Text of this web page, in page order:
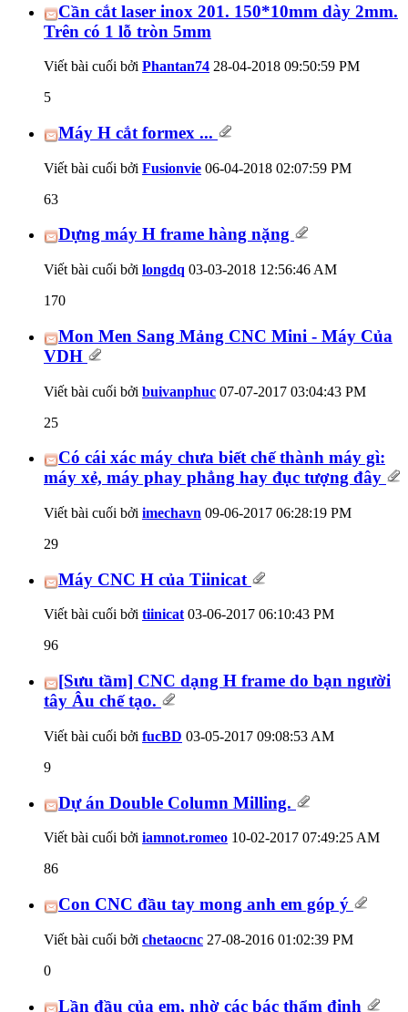
Cần cắt laser inox 201. 150*10mm dày 2mm.
Trên có 1 lỗ tròn 5mm
Viết bài cuối bởi Phantan74 28-04-2018 09:50:59 PM
5
Máy H cắt formex ...
Viết bài cuối bởi Fusionvie 06-04-2018 02:07:59 PM
63
Dựng máy H frame hàng nặng
Viết bài cuối bởi longdq 03-03-2018 12:56:46 AM
170
Mon Men Sang Mảng CNC Mini - Máy Của
VDH
Viết bài cuối bởi buivanphuc 07-07-2017 03:04:43 PM
25
Có cái xác máy chưa biết chế thành máy gì:
máy xẻ, máy phay phẳng hay đục tượng đây
Viết bài cuối bởi imechavn 09-06-2017 06:28:19 PM
29
Máy CNC H của Tiinicat
Viết bài cuối bởi tiinicat03-06-2017 06:10:43 PM
96
[Sưu tầm] CNC dạng H frame do bạn người
tây Âu chế tạo.
Viết bài cuối bởi fucBD 03-05-2017 09:08:53 AM
9
Dự án Double Column Milling.
Viết bài cuối bởi iamnot.romeo 10-02-2017 07:49:25 AM
86
Con CNC đầu tay mong anh em góp ý
Viết bài cuối bởi chetaocnc 27-08-2016 01:02:39 PM
0
Lần đầu của em, nhờ các bác thẩm định